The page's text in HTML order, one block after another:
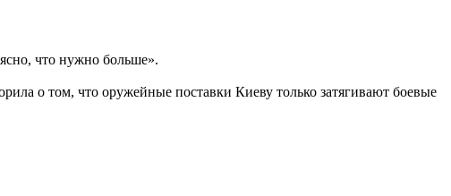
что нужно больше».
о том, что оружейные поставки Киеву только затягивают боевые